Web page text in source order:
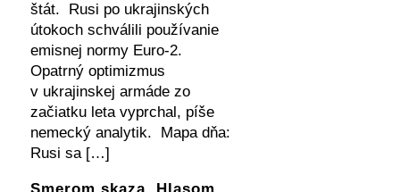
štát. Rusi po ukrajinských
útokoch schválili používanie
emisnej normy Euro-2.
Opatrný optimizmus
v ukrajinskej armáde zo
začiatku leta vyprchal, píše
nemecký analytik. Mapa dňa:
Rusi sa […]